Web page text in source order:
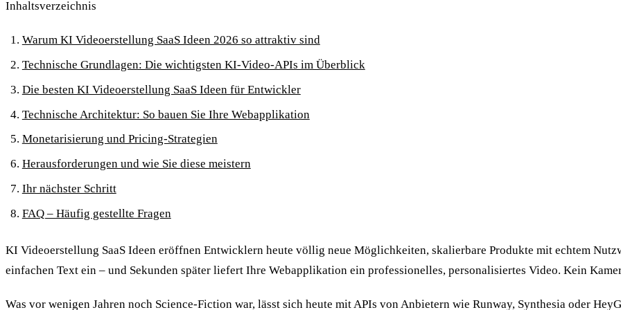
Inhaltsverzeichnis
Warum KI Videoerstellung SaaS Ideen 2026 so attraktiv sind
Technische Grundlagen: Die wichtigsten KI-Video-APIs im Überblick
Die besten KI Videoerstellung SaaS Ideen für Entwickler
Technische Architektur: So bauen Sie Ihre Webapplikation
Monetarisierung und Pricing-Strategien
Herausforderungen und wie Sie diese meistern
Ihr nächster Schritt
FAQ – Häufig gestellte Fragen
KI Videoerstellung SaaS Ideen eröffnen Entwicklern heute völlig neue Möglichkeiten, skalierbare Produkte mit echtem
einfachen Text ein – und Sekunden später liefert Ihre Webapplikation ein professionelles, personalisiertes Video. Kein
Was vor wenigen Jahren noch Science-Fiction war, lässt sich heute mit APIs von Anbietern wie Runway, Synthesia oder